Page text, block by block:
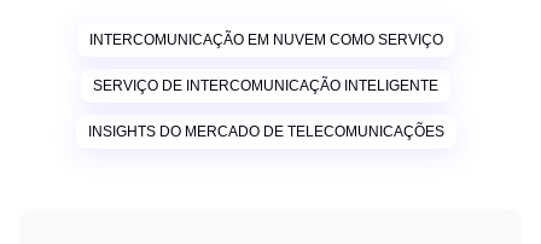
INTERCOMUNICAÇÃO EM NUVEM COMO SERVIÇO
SERVIÇO DE INTERCOMUNICAÇÃO INTELIGENTE
INSIGHTS DO MERCADO DE TELECOMUNICAÇÕES